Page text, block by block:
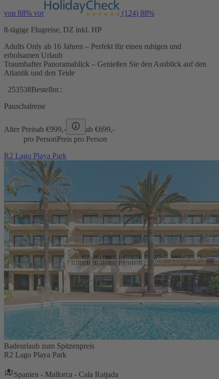
von 88% vor (124) 88%
8-tägige Flugreise, DZ inkl. HP
Adults Only ab 16 Jahren – Perfekt für einen ruhigen und
erholsamen Urlaub
Traumhafter Panoramablick – Genießen Sie den Ausblick auf den
Atlantik und den Teide
253538Bestellnr.:
Pauschalreise
Alter Preisab €999,- ab €699,-
pro PersonPreis pro Person
R2 Lago Playa Park
Badeurlaub zum Spitzenpreis
R2 Lago Playa Park
Spanien - Mallorca - Cala Ratjada